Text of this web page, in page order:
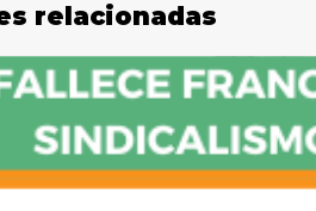
relacionadas